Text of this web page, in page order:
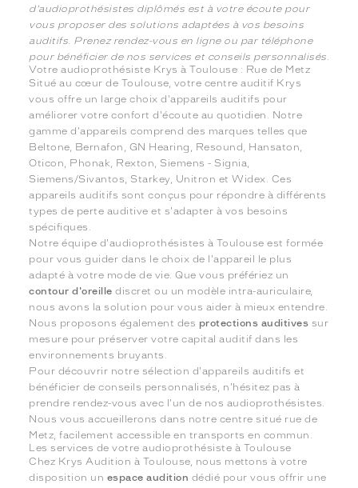
d'audioprothésistes diplômés est à votre écoute pour
vous proposer des solutions adaptées à vos besoins
auditifs. Prenez rendez-vous en ligne ou par téléphone
pour bénéficier de nos services et conseils personnalisés.
Votre audioprothésiste Krys à Toulouse : Rue de Metz
Situé au cœur de Toulouse, votre centre auditif Krys
vous offre un large choix d'appareils auditifs pour
améliorer votre confort d'écoute au quotidien. Notre
gamme d'appareils comprend des marques telles que
Beltone, Bernafon, GN Hearing, Resound, Hansaton,
Oticon, Phonak, Rexton, Siemens - Signia,
Siemens/Sivantos, Starkey, Unitron et Widex. Ces
appareils auditifs sont conçus pour répondre à différents
types de perte auditive et s'adapter à vos besoins
spécifiques.
Notre équipe d'audioprothésistes à Toulouse est formée
pour vous guider dans le choix de l'appareil le plus
adapté à votre mode de vie. Que vous préfériez un
contour d'oreille discret ou un modèle intra-auriculaire,
nous avons la solution pour vous aider à mieux entendre.
Nous proposons également des protections auditives sur
mesure pour préserver votre capital auditif dans les
environnements bruyants.
Pour découvrir notre sélection d'appareils auditifs et
bénéficier de conseils personnalisés, n'hésitez pas à
prendre rendez-vous avec l'un de nos audioprothésistes.
Nous vous accueillerons dans notre centre situé rue de
Metz, facilement accessible en transports en commun.
Les services de votre audioprothésiste à Toulouse
Chez Krys Audition à Toulouse, nous mettons à votre
disposition un espace audition dédié pour vous offrir une